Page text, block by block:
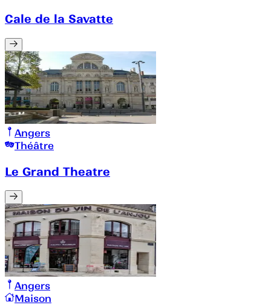
Cale de la Savatte
Angers
Théâtre
Le Grand Theatre
Angers
Maison